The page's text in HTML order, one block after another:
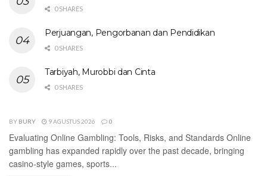
0 SHARES
Perjuangan, Pengorbanan dan Pendidikan
0 SHARES
Tarbiyah, Murobbi dan Cinta
0 SHARES
UNCATEGORIZED
BY BURY 9 AGUSTUS 2026 0
Evaluating Online Gambling: Tools, Risks, and Standards Online
gambling has expanded rapidly over the past decade, bringing
casino-style games, sports...